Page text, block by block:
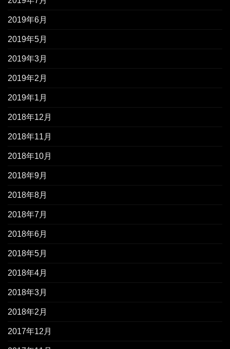
2019年6月
2019年5月
2019年3月
2019年2月
2019年1月
2018年12月
2018年11月
2018年10月
2018年9月
2018年8月
2018年7月
2018年6月
2018年5月
2018年4月
2018年3月
2018年2月
2017年12月